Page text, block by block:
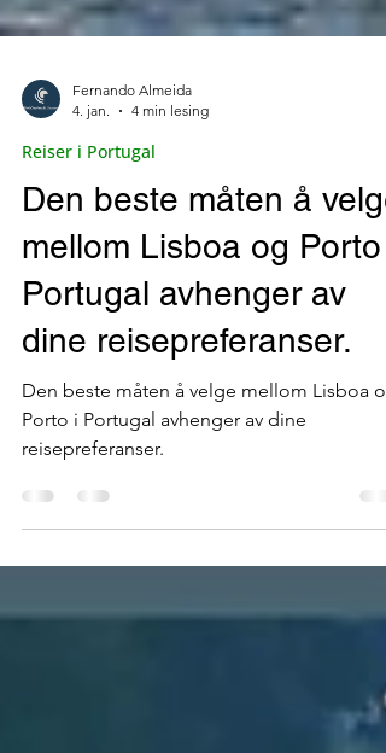
4. jan.
4 min lesing
Reiser i Portugal
Den beste måten å velge
mellom Lisboa og Porto i
Portugal avhenger av
dine reisepreferanser.